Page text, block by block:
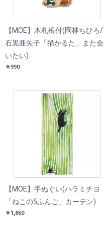
【MOE】木札根付(岡林ちひろ/
石黒亜矢子「猫かるた」また会
いたい)
￥990
【MOE】手ぬぐい(ハラミチヨ
「ねこの5ふんご」カーテン)
￥1,650